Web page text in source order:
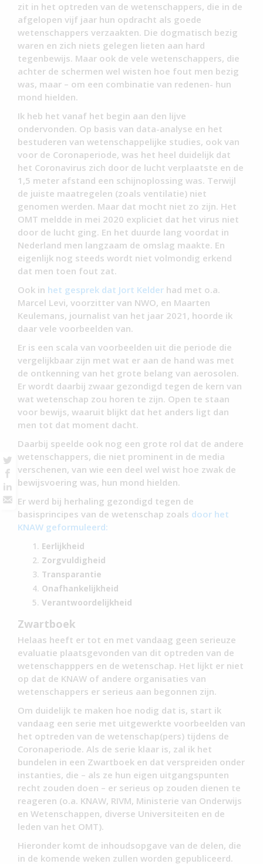
zit in het optreden van de wetenschappers, die in de
afgelopen vijf jaar hun opdracht als goede
wetenschappers verzaakten. Die dogmatisch bezig
waren en zich niets gelegen lieten aan hard
tegenbewijs. Maar ook de vele wetenschappers, die
achter de schermen wel wisten hoe fout men bezig
was, maar – om een combinatie van redenen- hun
mond hielden.
Ik heb het vanaf het begin aan den lijve
ondervonden. Op basis van data-analyse en het
bestuderen van wetenschappelijke studies, ook van
voor de Coronaperiode, was het heel duidelijk dat
het Coronavirus zich door de lucht verplaatste en de
1,5 meter afstand een schijnoplossing was. Terwijl
de juiste maatregelen (zoals ventilatie) niet
genomen werden. Maar dat mocht niet zo zijn. Het
OMT meldde in mei 2020 expliciet dat het virus niet
door de lucht ging. En het duurde lang voordat in
Nederland men langzaam de omslag maakte. En
eigenlijk nog steeds wordt niet volmondig erkend
dat men toen fout zat.
Ook in het gesprek dat Jort Kelder had met o.a.
Marcel Levi, voorzitter van NWO, en Maarten
Keulemans, journalist van het jaar 2021, hoorde ik
daar vele voorbeelden van.
Er is een scala van voorbeelden uit die periode die
vergelijkbaar zijn met wat er aan de hand was met
de ontkenning van het grote belang van aerosolen.
Er wordt daarbij zwaar gezondigd tegen de kern van
wat wetenschap zou horen te zijn. Open te staan
voor bewijs, waaruit blijkt dat het anders ligt dan
men tot dat moment dacht.
Daarbij speelde ook nog een grote rol dat de andere
wetenschappers, die niet prominent in de media
verschenen, van wie een deel wel wist hoe zwak de
bewijsvoering was, hun mond hielden.
Er werd bij herhaling gezondigd tegen de
basisprincipes van de wetenschap zoals door het
KNAW geformuleerd:
Eerlijkheid
Zorgvuldigheid
Transparantie
Onafhankelijkheid
Verantwoordelijkheid
Zwartboek
Helaas heeft er tot en met vandaag geen serieuze
evaluatie plaatsgevonden van dit optreden van de
wetenschapppers en de wetenschap. Het lijkt er niet
op dat de KNAW of andere organisaties van
wetenschappers er serieus aan begonnen zijn.
Om duidelijk te maken hoe nodig dat is, start ik
vandaag een serie met uitgewerkte voorbeelden van
het optreden van de wetenschap(pers) tijdens de
Coronaperiode. Als de serie klaar is, zal ik het
bundelen in een Zwartboek en dat verspreiden onder
instanties, die – als ze hun eigen uitgangspunten
recht zouden doen – er serieus op zouden dienen te
reageren (o.a. KNAW, RIVM, Ministerie van Onderwijs
en Wetenschappen, diverse Universiteiten en de
leden van het OMT).
Hieronder komt de inhoudsopgave van de delen, die
in de komende weken zullen worden gepubliceerd.